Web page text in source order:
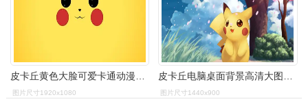
图片尺寸1920x1080 图片尺寸1440x900